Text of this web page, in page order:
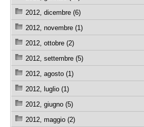
2012, dicembre (6)
2012, novembre (1)
2012, ottobre (2)
2012, settembre (5)
2012, agosto (1)
2012, luglio (1)
2012, giugno (5)
2012, maggio (2)